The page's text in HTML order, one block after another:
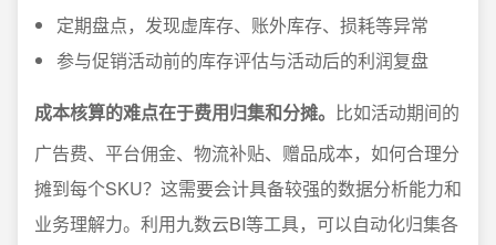
定期盘点，发现虚库存、账外库存、损耗等异常
参与促销活动前的库存评估与活动后的利润复盘
成本核算的难点在于费用归集和分摊。 比如活动期间的
广告费、平台佣金、物流补贴、赠品成本，如何合理分
摊到每个SKU？这需要会计具备较强的数据分析能力和
业务理解力。利用九数云BI等工具，可以自动化归集各